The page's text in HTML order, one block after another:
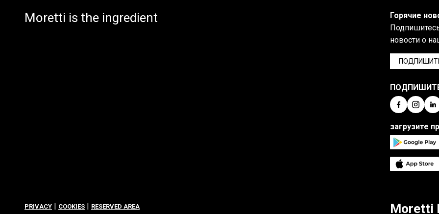
Moretti is the ingredient
Горячие
новости о
загрузите
PRIVACY | COOKIES | RESERVED AREA Moretti